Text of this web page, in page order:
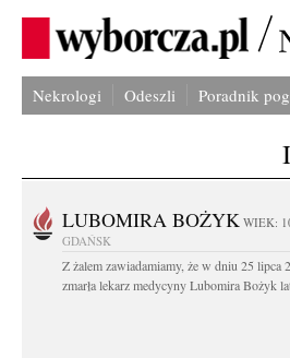
Nekrologi Odeszli Poradnik
LUBOMIRA BOŻYK WIEK:
GDAŃSK
Z żalem zawiadamiamy, że w dniu 25 lipca
zmarła lekarz medycyny Lubomira Bożyk